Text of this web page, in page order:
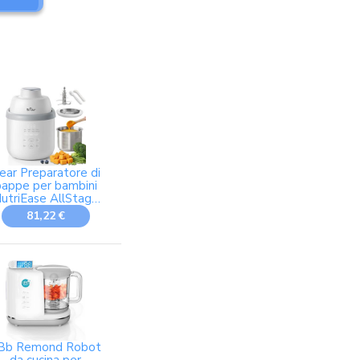
Preparatore di
per bambini
AllStage
in acciaio
inossidabile,
preparatore di
pappe per bambini,
cottura automatica
e tritatura per
per bambini
sani
81,22 €
Remond Robot